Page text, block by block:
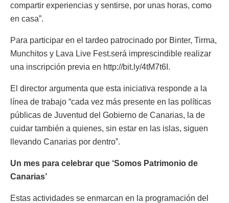
compartir experiencias y sentirse, por unas horas, como
en casa”.
Para participar en el tardeo patrocinado por Binter, Tirma,
Munchitos y Lava Live Fest.será imprescindible realizar
una inscripción previa en http://bit.ly/4tM7t6I.
El director argumenta que esta iniciativa responde a la
línea de trabajo “cada vez más presente en las políticas
públicas de Juventud del Gobierno de Canarias, la de
cuidar también a quienes, sin estar en las islas, siguen
llevando Canarias por dentro”.
Un mes para celebrar que ‘Somos Patrimonio de
Canarias’
Estas actividades se enmarcan en la programación del